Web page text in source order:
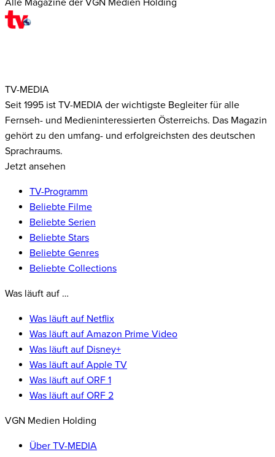
Alle Magazine der VGN Medien Holding
TV-MEDIA
Seit 1995 ist TV-MEDIA der wichtigste Begleiter für alle
Fernseh- und Medieninteressierten Österreichs. Das Magazin
gehört zu den umfang- und erfolgreichsten des deutschen
Sprachraums.
Jetzt ansehen
TV-Programm
Beliebte Filme
Beliebte Serien
Beliebte Stars
Beliebte Genres
Beliebte Collections
Was läuft auf …
Was läuft auf Netflix
Was läuft auf Amazon Prime Video
Was läuft auf Disney+
Was läuft auf Apple TV
Was läuft auf ORF 1
Was läuft auf ORF 2
VGN Medien Holding
Über TV-MEDIA